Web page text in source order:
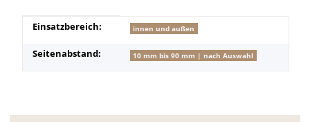
Produkteigenschaft
Wert
Einsatzbereich: innen und außen
Seitenabstand: 10 mm bis 90 mm | nach Auswahl